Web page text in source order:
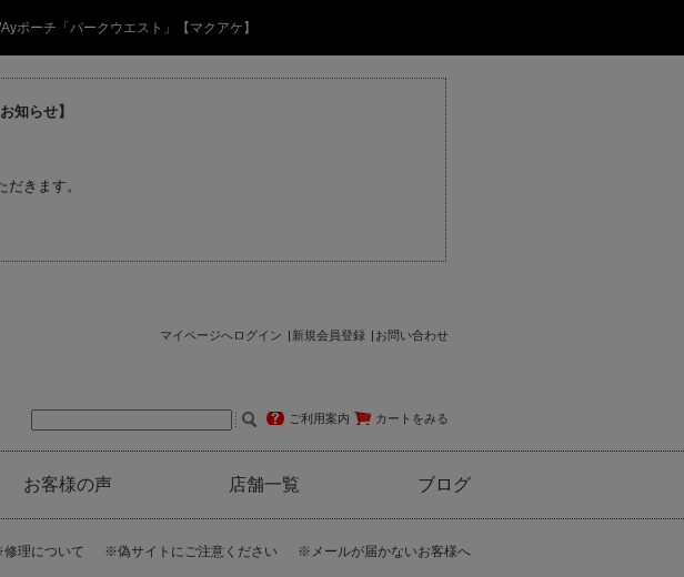
ポーチ「パークウエスト」【マクアケ】
知らせ】
きます。
マイページへログイン 新規会員登録 お問い合わせ
ご利用案内 カートをみる
お客様の声 店舗一覧 ブログ
理について ※偽サイトにご注意ください ※メールが届かないお客様へ